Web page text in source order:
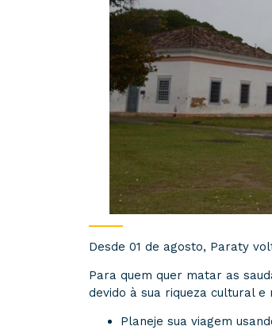
Desde 01 de agosto, Paraty
Para quem quer matar as
devido à sua riqueza cultural
Planeje sua viagem